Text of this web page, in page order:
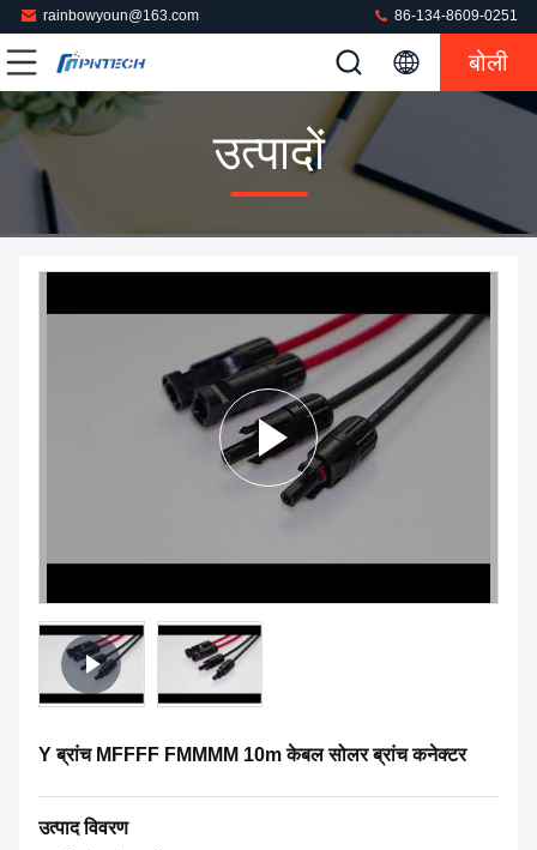
rainbowyoun@163.com 86-134-8609-0251
बोली
उत्पादों
Y ब्रांच MFFFF FMMMM 10m केबल सोलर ब्रांच कनेक्टर
उत्पाद विवरण